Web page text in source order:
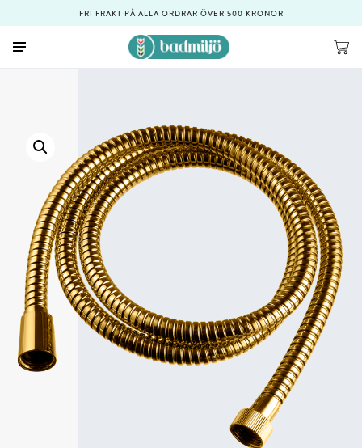
FRI FRAKT PÅ ALLA ORDRAR ÖVER 500 KRONOR